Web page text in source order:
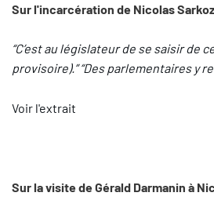
Sur l'incarcération de Nicolas
“C’est au législateur de se saisir de
provisoire).” “Des parlementaires y
Voir l'extrait
Sur la visite de Gérald Darmanin à